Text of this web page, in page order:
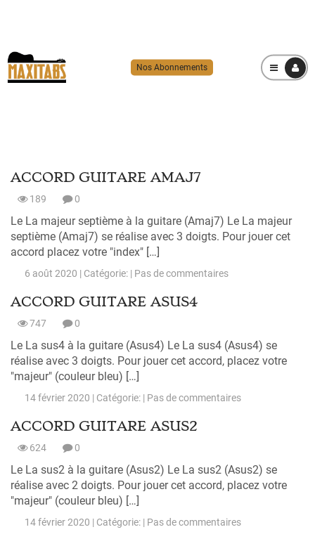
Nos Abonnements MENU
ACCORD GUITARE AMAJ7
189 0
Le La majeur septième à la guitare (Amaj7) Le La majeur
septième (Amaj7) se réalise avec 3 doigts. Pour jouer cet
accord placez votre "index" […]
6 août 2020 | Catégorie: | Pas de commentaires
ACCORD GUITARE ASUS4
747 0
Le La sus4 à la guitare (Asus4) Le La sus4 (Asus4) se
réalise avec 3 doigts. Pour jouer cet accord, placez votre
"majeur" (couleur bleu) […]
14 février 2020 | Catégorie: | Pas de commentaires
ACCORD GUITARE ASUS2
624 0
Le La sus2 à la guitare (Asus2) Le La sus2 (Asus2) se
réalise avec 2 doigts. Pour jouer cet accord, placez votre
"majeur" (couleur bleu) […]
14 février 2020 | Catégorie: | Pas de commentaires